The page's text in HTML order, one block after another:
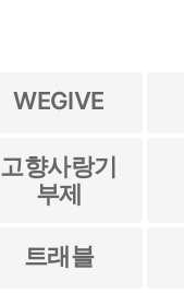
WEGIVE
고향사랑기
부제
트래블